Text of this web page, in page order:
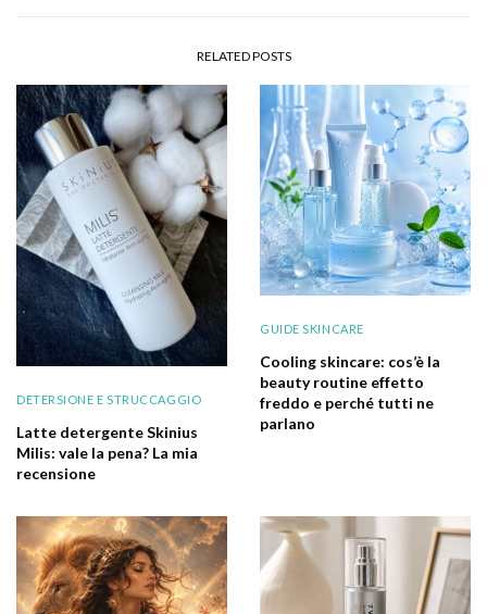
RELATED POSTS
DETERSIONE E STRUCCAGGIO
Latte detergente Skinius
Milis: vale la pena? La mia
recensione
GUIDE SKINCARE
Cooling skincare: cos’è la
beauty routine effetto
freddo e perché tutti ne
parlano